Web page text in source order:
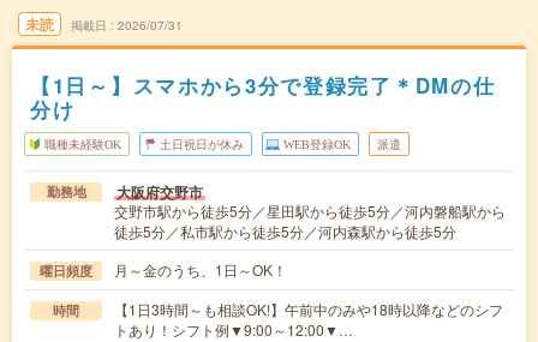
未読 掲載日 2026/07/31
【1日～】スマホから3分で登録完了＊DMの仕
分け
職種未経験OK 土日祝日が休み WEB登録OK 派遣
勤務地 大阪府交野市
交野市駅から徒歩5分／星田駅から徒歩5分／河内磐船駅から
徒歩5分／私市駅から徒歩5分／河内森駅から徒歩5分
曜日頻度 月～金のうち、1日～OK！
時間
【1日3時間～も相談OK!】午前中のみや18時以降などのシフ
トあり！シフト例▼9:00～12:00▼…